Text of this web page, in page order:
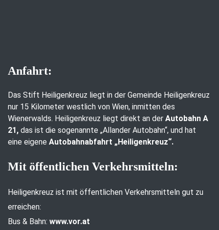
Anfahrt:
Das Stift Heiligenkreuz liegt in der Gemeinde Heiligenkreuz
nur 15 Kilometer westlich von Wien, inmitten des
Wienerwalds. Heiligenkreuz liegt direkt an der Autobahn A
21, das ist die sogenannte „Allander Autobahn“, und hat
eine eigene Autobahnabfahrt „Heiligenkreuz“.
Mit öffentlichen Verkehrsmitteln:
Heiligenkreuz ist mit öffentlichen Verkehrsmitteln gut zu
erreichen:
Bus & Bahn: www.vor.at